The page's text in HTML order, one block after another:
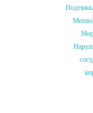
Мешки